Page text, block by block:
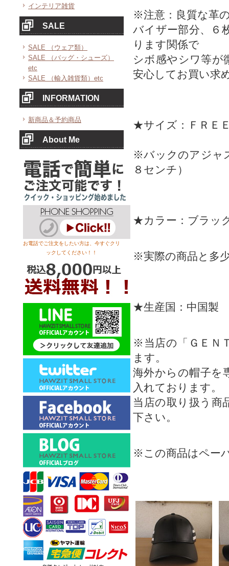
インテリア雑貨
SALE
SALE （ウェア類）
SALE （バッグ・シューズ）
etc
SALE （輸入雑貨類）etc
INFORMATION
新商品＆予約商品
About Me
お電話でご注文をしたい方は、今すぐクリ
ックしてください！！
※注意：良質な革
バイザー部分、６
ります関係で
シボ感やシワ等が
安心してお買い求
★サイズ：ＦＲＥ
※バックのアジャ
８センチ）
★カラー：ブラッ
※実際の商品と多
★生産国：中国製
※当店の「ＧＥＮ
ます。
海外からの帽子を
入れております。
当店の取り扱う商
下さい。
※この商品はペー